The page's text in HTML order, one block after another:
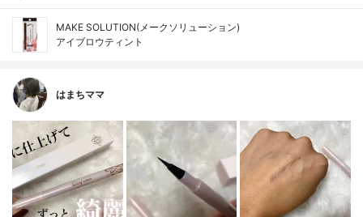
MAKE SOLUTION(メークソリューション)
アイブロウティント
はまちママ